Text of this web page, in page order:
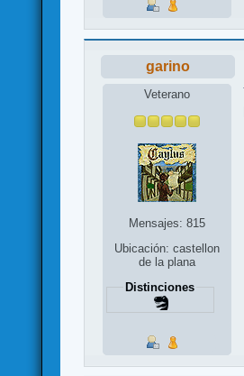
garino
Veterano
Mensajes: 815
Ubicación: castellon
de la plana
Distinciones